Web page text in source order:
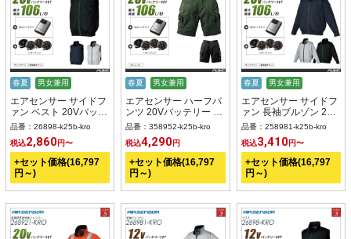
春夏 男女兼用
エアセンサー サイドフ
ァン ベスト 20Vバッテ
リー + ファンset 【
26898-K25B-KRO 】
品番：26898-k25b-kro
税込2,860円〜
+セット価格(16,797
円～)
春夏 男女兼用
エアセンサー ハーフパ
ンツ 20Vバッテリー +
ファンset 【 358952-
K25B-KRO 】
品番：358952-k25b-kro
税込4,290円
+セット価格(16,797
円～)
春夏 男女兼用
エアセンサー サイドフ
ァン 長袖ブルゾン 20V
バッテリー + ファンset
【 258981-K25B-KRO
】
品番：258981-k25b-kro
税込3,410円〜
+セット価格(16,797
円～)